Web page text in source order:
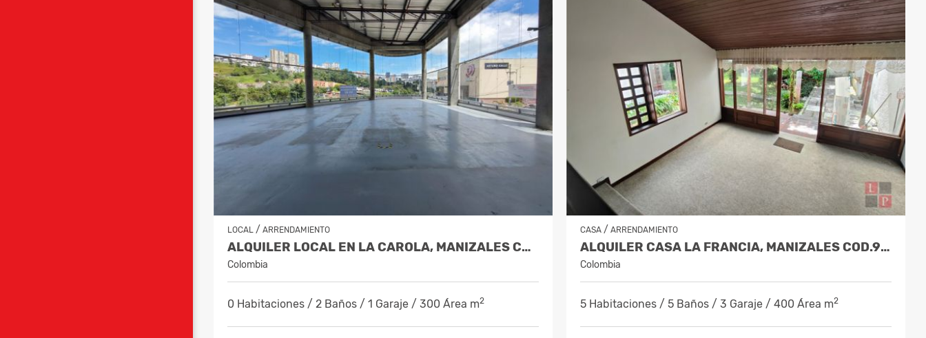
LOCAL / ARRENDAMIENTO
ALQUILER LOCAL EN LA CAROLA, MANIZALES COD. 10021353
Colombia
0 Habitaciones / 2 Baños / 1 Garaje / 300 Área m2
CASA / ARRENDAMIENTO
ALQUILER CASA LA FRANCIA, MANIZALES COD.9886230
Colombia
5 Habitaciones / 5 Baños / 3 Garaje / 400 Área m2